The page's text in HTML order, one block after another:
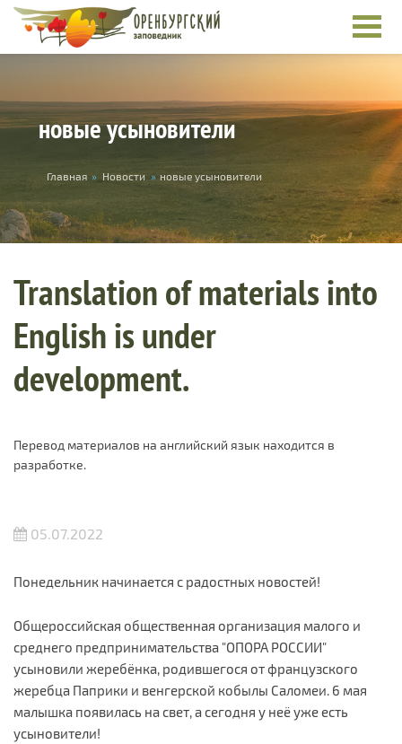
Skip to main content
новые усыновители
You are here
Главная » Новости » новые усыновители
Translation of materials into
English is under
development.
Перевод материалов на английский язык находится в
разработке.
05.07.2022
Понедельник начинается с радостных новостей!
Общероссийская общественная организация малого и
среднего предпринимательства "ОПОРА РОССИИ"
усыновили жеребёнка, родившегося от французского
жеребца Паприки и венгерской кобылы Саломеи. 6 мая
малышка появилась на свет, а сегодня у неё уже есть
усыновители!